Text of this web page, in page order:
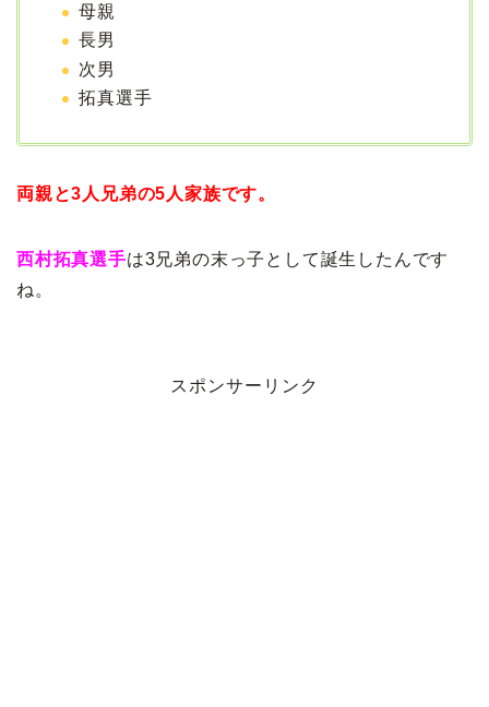
母親
長男
次男
拓真選手
両親と3人兄弟の5人家族です。
西村拓真選手は3兄弟の末っ子として誕生したんです
ね。
スポンサーリンク